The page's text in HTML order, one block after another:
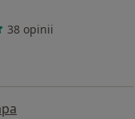
38 opinii